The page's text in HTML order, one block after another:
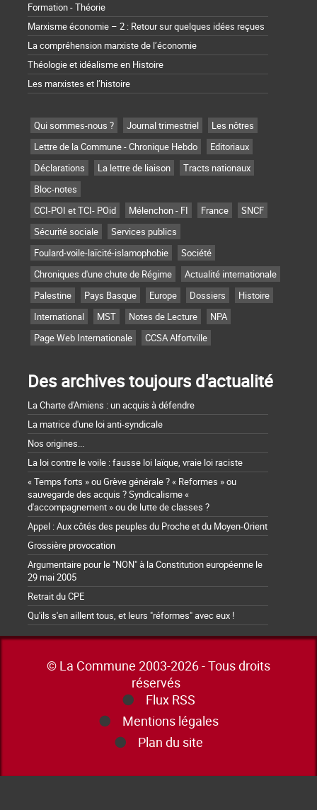
Formation - Théorie
Marxisme économie – 2 : Retour sur quelques idées reçues
La compréhension marxiste de l’économie
Théologie et idéalisme en Histoire
Les marxistes et l’histoire
Qui sommes-nous ? Journal trimestriel
Les nôtres
Lettre de la Commune - Chronique Hebdo
Editoriaux
Déclarations
La lettre de liaison
Tracts nationaux
Bloc-notes
CCI-POI et TCI- POid
Mélenchon - FI France
SNCF
Sécurité sociale
Services publics
Foulard-voile-laïcité-islamophobie
Société
Chroniques d'une chute de Régime
Actualité internationale
Palestine
Pays Basque Europe Dossiers
Histoire
International
MST Notes de Lecture
NPA
Page Web Internationale
CCSA Alfortville
Des archives toujours d'actualité
La Charte d'Amiens : un acquis à défendre
La matrice d'une loi anti-syndicale
Nos origines...
La loi contre le voile : fausse loi laïque, vraie loi raciste
« Temps forts » ou Grève générale ? « Reformes » ou
sauvegarde des acquis ? Syndicalisme «
d'accompagnement » ou de lutte de classes ?
Appel : Aux côtés des peuples du Proche et du Moyen-Orient
Grossière provocation
Argumentaire pour le "NON" à la Constitution européenne le
29 mai 2005
Retrait du CPE
Qu'ils s'en aillent tous, et leurs "réformes" avec eux !
© La Commune 2003-2026 - Tous droits
réservés
Flux RSS
Mentions légales
Plan du site